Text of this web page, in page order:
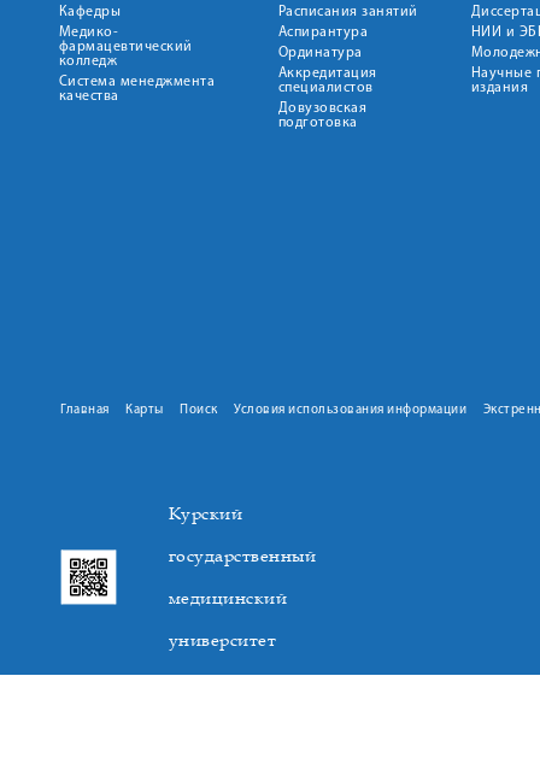
Кафедры
Медико-
фармацевтический
колледж
Система менеджмента
качества
Расписания занятий
Аспирантура
Ординатура
Аккредитация
специалистов
Довузовская
подготовка
НИИ и
Научные
издания
Главная Карты Поиск Условия использования информации
Курский
государственный
медицинский
университет